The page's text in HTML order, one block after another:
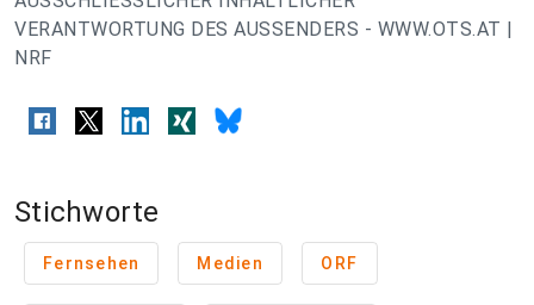
VERANTWORTUNG DES AUSSENDERS - WWW.OTS.AT |
NRF
Stichworte
Fernsehen Medien ORF